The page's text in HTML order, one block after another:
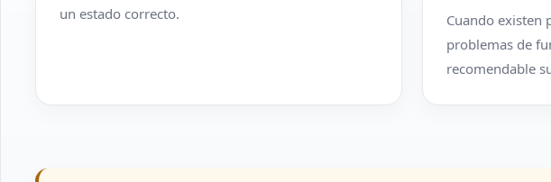
un estado correcto.
Cuando existen
problemas de
recomendable